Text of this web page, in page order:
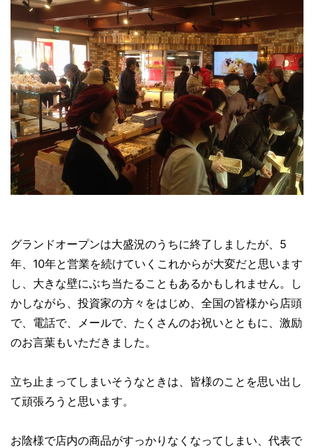
グランドオープンは大盛況のうちに終了しましたが、5
年、10年と営業を続けていくこれからが大変だと思います
し、大きな壁にぶち当たることもあるかもしれません。し
かしながら、投資家の方々をはじめ、全国の皆様から店頭
で、電話で、メールで、たくさんのお祝いとともに、激励
のお言葉もいただきました。
立ち止まってしまいそうなときは、皆様のことを思い出し
て頑張ろうと思います。
お陰様で店内の商品がすっかりなくなってしまい、代表で